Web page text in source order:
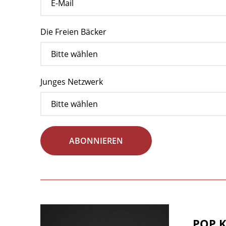
Die Freien Bäcker
Junges Netzwerk
ABONNIEREN